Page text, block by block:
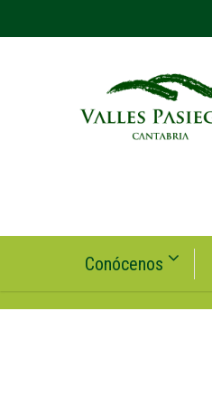
Conócenos